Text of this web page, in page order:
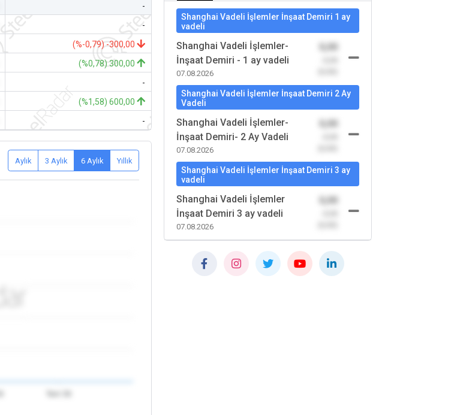
-
-
(%-0,79) -300,00
(%0,78) 300,00
-
(%1,58) 600,00
-
Aylık 3 Aylık 6 Aylık Yıllık
Shanghai Vadeli İşlemler İnşaat Demiri 1 ay
vadeli
Shanghai Vadeli İşlemler-
İnşaat Demiri - 1 ay vadeli
07.08.2026
Shanghai Vadeli İşlemler İnşaat Demiri 2 Ay
Vadeli
Shanghai Vadeli İşlemler-
İnşaat Demiri- 2 Ay Vadeli
07.08.2026
Shanghai Vadeli İşlemler İnşaat Demiri 3 ay
vadeli
Shanghai Vadeli İşlemler
İnşaat Demiri 3 ay vadeli
07.08.2026